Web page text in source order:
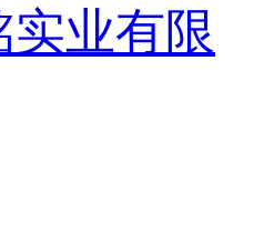
业有限